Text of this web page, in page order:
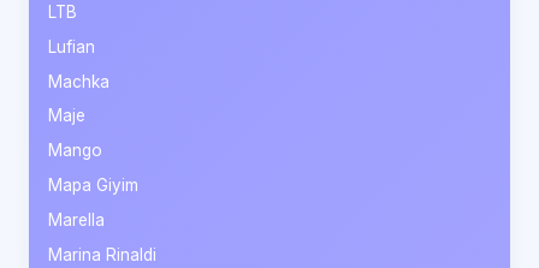
LTB
Lufian
Machka
Maje
Mango
Mapa Giyim
Marella
Marina Rinaldi